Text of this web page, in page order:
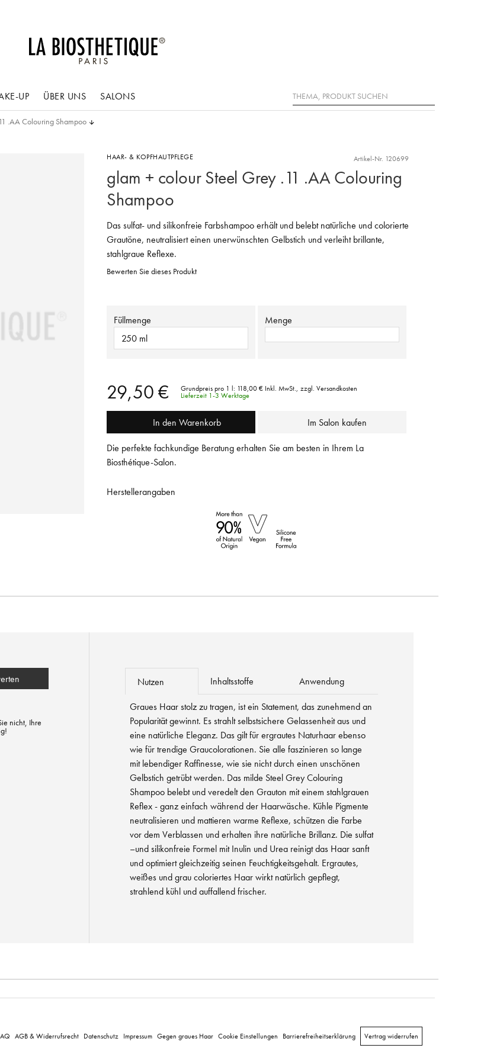
UP ÜBER UNS SALONS Suche
.AA Colouring Shampoo
HAAR- & KOPFHAUTPFLEGE Artikel-Nr. 120699
glam + colour Steel Grey .11 .AA Colouring
Shampoo
Das sulfat- und silikonfreie Farbshampoo erhält und belebt natürliche und colorierte
Grautöne, neutralisiert einen unerwünschten Gelbstich und verleiht brillante,
stahlgraue Reflexe.
Bewerten Sie dieses Produkt
Füllmenge
250 ml
Menge
29,50 € Grundpreis pro 1 l: 118,00 € Inkl. MwSt., zzgl. Versandkosten
Lieferzeit 1-3 Werktage
In den Warenkorb Im Salon kaufen
Die perfekte fachkundige Beratung erhalten Sie am besten in Ihrem La
Biosthétique-Salon.
Herstellerangaben
nicht, Ihre
Nutzen Inhaltsstoffe Anwendung
Graues Haar stolz zu tragen, ist ein Statement, das zunehmend an
Popularität gewinnt. Es strahlt selbstsichere Gelassenheit aus und
eine natürliche Eleganz. Das gilt für ergrautes Naturhaar ebenso
wie für trendige Graucolorationen. Sie alle faszinieren so lange
mit lebendiger Raffinesse, wie sie nicht durch einen unschönen
Gelbstich getrübt werden. Das milde Steel Grey Colouring
Shampoo belebt und veredelt den Grauton mit einem stahlgrauen
Reflex - ganz einfach während der Haarwäsche. Kühle Pigmente
neutralisieren und mattieren warme Reflexe, schützen die Farbe
vor dem Verblassen und erhalten ihre natürliche Brillanz. Die sulfat
–und silikonfreie Formel mit Inulin und Urea reinigt das Haar sanft
und optimiert gleichzeitig seinen Feuchtigkeitsgehalt. Ergrautes,
weißes und grau coloriertes Haar wirkt natürlich gepflegt,
strahlend kühl und auffallend frischer.
AGB & Widerrufsrecht Datenschutz Impressum Gegen graues Haar Cookie Einstellungen Barrierefreiheitserklärung Vertrag widerrufen